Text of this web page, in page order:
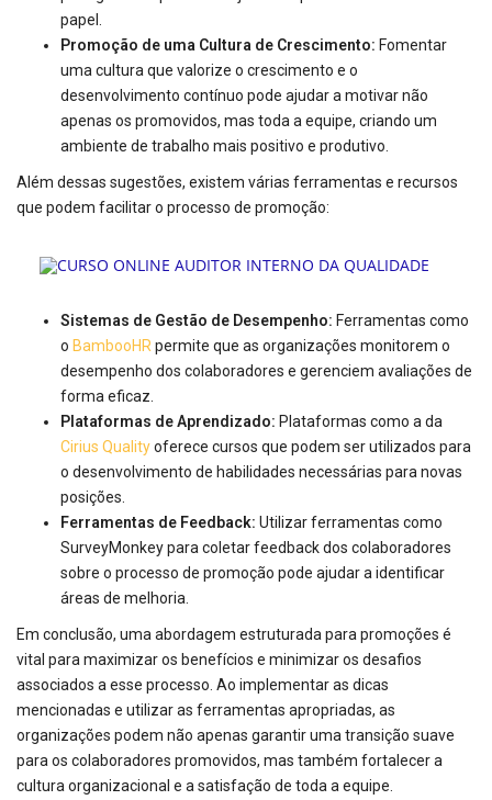
papel.
Promoção de uma Cultura de Crescimento: Fomentar
uma cultura que valorize o crescimento e o
desenvolvimento contínuo pode ajudar a motivar não
apenas os promovidos, mas toda a equipe, criando um
ambiente de trabalho mais positivo e produtivo.
Além dessas sugestões, existem várias ferramentas e recursos
que podem facilitar o processo de promoção:
Sistemas de Gestão de Desempenho: Ferramentas como
o BambooHR permite que as organizações monitorem o
desempenho dos colaboradores e gerenciem avaliações de
forma eficaz.
Plataformas de Aprendizado: Plataformas como a da
Cirius Qualityoferece cursos que podem ser utilizados para
o desenvolvimento de habilidades necessárias para novas
posições.
Ferramentas de Feedback: Utilizar ferramentas como
SurveyMonkey para coletar feedback dos colaboradores
sobre o processo de promoção pode ajudar a identificar
áreas de melhoria.
Em conclusão, uma abordagem estruturada para promoções é
vital para maximizar os benefícios e minimizar os desafios
associados a esse processo. Ao implementar as dicas
mencionadas e utilizar as ferramentas apropriadas, as
organizações podem não apenas garantir uma transição suave
para os colaboradores promovidos, mas também fortalecer a
cultura organizacional e a satisfação de toda a equipe.